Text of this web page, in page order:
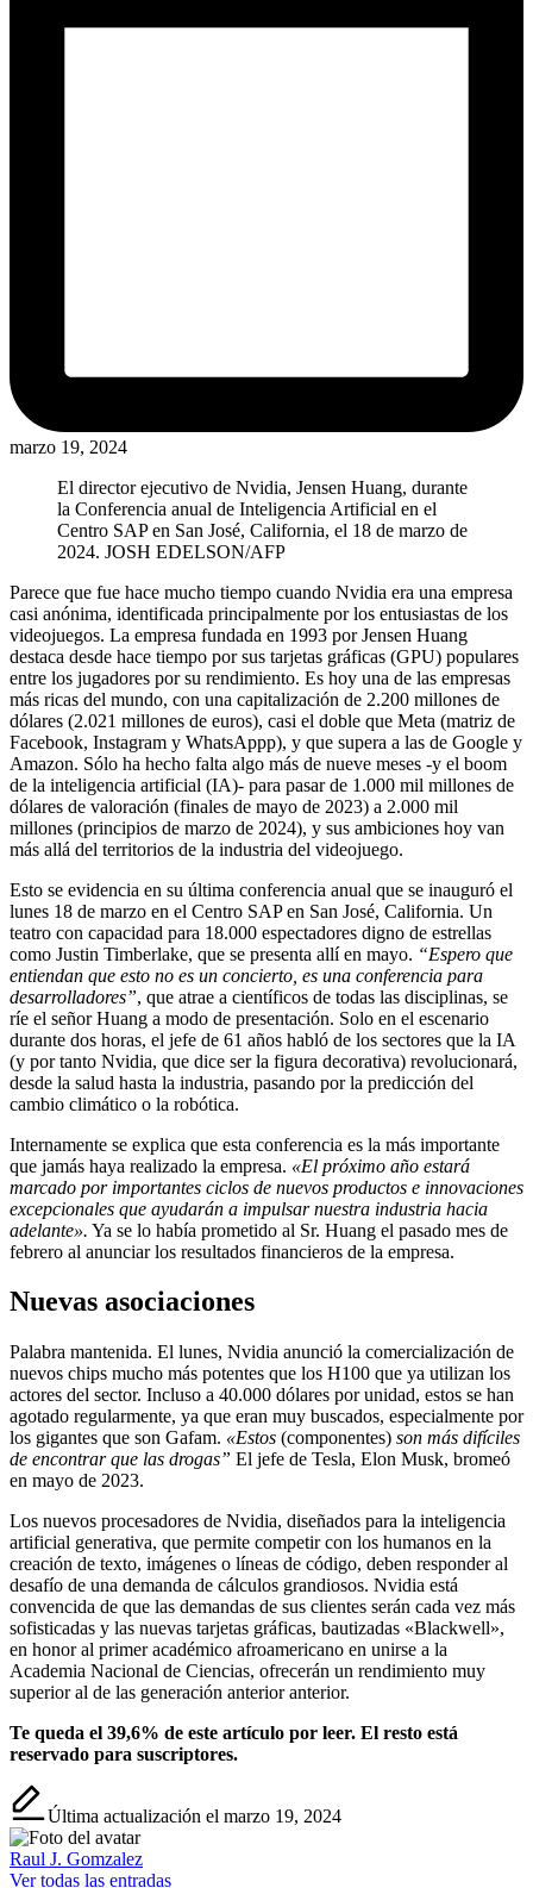
marzo 19, 2024
El director ejecutivo de Nvidia, Jensen Huang, durante
la Conferencia anual de Inteligencia Artificial en el
Centro SAP en San José, California, el 18 de marzo de
2024. JOSH EDELSON/AFP
Parece que fue hace mucho tiempo cuando Nvidia era una empresa
casi anónima, identificada principalmente por los entusiastas de los
videojuegos. La empresa fundada en 1993 por Jensen Huang
destaca desde hace tiempo por sus tarjetas gráficas (GPU) populares
entre los jugadores por su rendimiento. Es hoy una de las empresas
más ricas del mundo, con una capitalización de 2.200 millones de
dólares (2.021 millones de euros), casi el doble que Meta (matriz de
Facebook, Instagram y WhatsAppp), y que supera a las de Google y
Amazon. Sólo ha hecho falta algo más de nueve meses -y el boom
de la inteligencia artificial (IA)- para pasar de 1.000 mil millones de
dólares de valoración (finales de mayo de 2023) a 2.000 mil
millones (principios de marzo de 2024), y sus ambiciones hoy van
más allá del territorios de la industria del videojuego.
Esto se evidencia en su última conferencia anual que se inauguró el
lunes 18 de marzo en el Centro SAP en San José, California. Un
teatro con capacidad para 18.000 espectadores digno de estrellas
como Justin Timberlake, que se presenta allí en mayo. “Espero que
entiendan que esto no es un concierto, es una conferencia para
desarrolladores”, que atrae a científicos de todas las disciplinas, se
ríe el señor Huang a modo de presentación. Solo en el escenario
durante dos horas, el jefe de 61 años habló de los sectores que la IA
(y por tanto Nvidia, que dice ser la figura decorativa) revolucionará,
desde la salud hasta la industria, pasando por la predicción del
cambio climático o la robótica.
Internamente se explica que esta conferencia es la más importante
que jamás haya realizado la empresa. «El próximo año estará
marcado por importantes ciclos de nuevos productos e innovaciones
excepcionales que ayudarán a impulsar nuestra industria hacia
adelante». Ya se lo había prometido al Sr. Huang el pasado mes de
febrero al anunciar los resultados financieros de la empresa.
Nuevas asociaciones
Palabra mantenida. El lunes, Nvidia anunció la comercialización de
nuevos chips mucho más potentes que los H100 que ya utilizan los
actores del sector. Incluso a 40.000 dólares por unidad, estos se han
agotado regularmente, ya que eran muy buscados, especialmente por
los gigantes que son Gafam. «Estos (componentes) son más difíciles
de encontrar que las drogas” El jefe de Tesla, Elon Musk, bromeó
en mayo de 2023.
Los nuevos procesadores de Nvidia, diseñados para la inteligencia
artificial generativa, que permite competir con los humanos en la
creación de texto, imágenes o líneas de código, deben responder al
desafío de una demanda de cálculos grandiosos. Nvidia está
convencida de que las demandas de sus clientes serán cada vez más
sofisticadas y las nuevas tarjetas gráficas, bautizadas «Blackwell»,
en honor al primer académico afroamericano en unirse a la
Academia Nacional de Ciencias, ofrecerán un rendimiento muy
superior al de las generación anterior anterior.
Te queda el 39,6% de este artículo por leer. El resto está
reservado para suscriptores.
Última actualización el marzo 19, 2024
Raul J. Gomzalez
Ver todas las entradas